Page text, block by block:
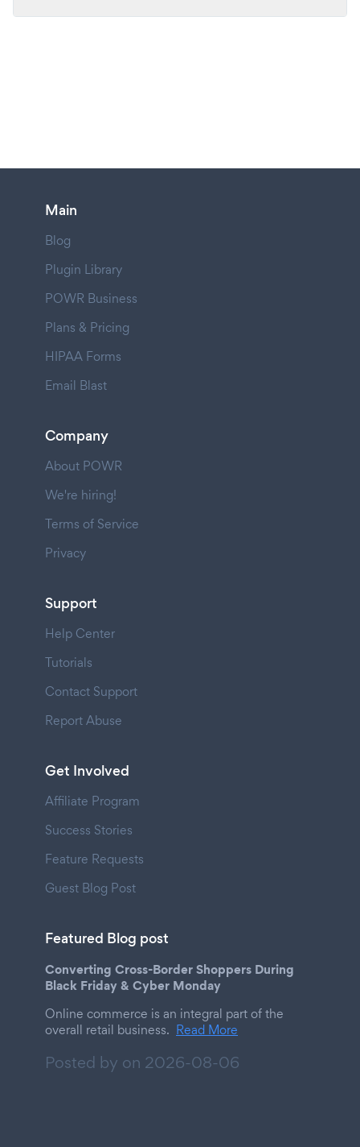
Main
Blog
Plugin Library
POWR Business
Plans & Pricing
HIPAA Forms
Email Blast
Company
About POWR
We're hiring!
Terms of Service
Privacy
Support
Help Center
Tutorials
Contact Support
Report Abuse
Get Involved
Affiliate Program
Success Stories
Feature Requests
Guest Blog Post
Featured Blog post
Converting Cross-Border Shoppers During
Black Friday & Cyber Monday
Online commerce is an integral part of the
overall retail business. Read More
Posted by on 2026-08-06